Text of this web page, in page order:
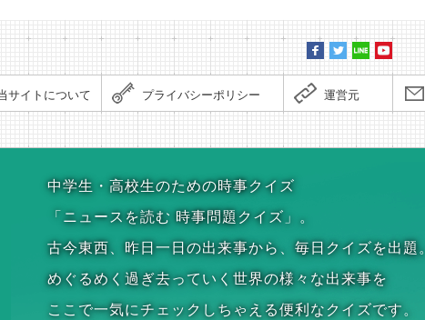
サイトについて プライバシーポリシー 運営元
中学生・高校生のための時事クイズ
「ニュースを読む 時事問題クイズ」。
古今東西、昨日一日の出来事から、毎日クイズを出題。
めぐるめく過ぎ去っていく世界の様々な出来事を
ここで一気にチェックしちゃえる便利なクイズです。